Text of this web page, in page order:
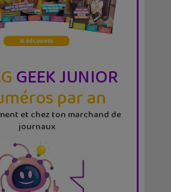
GEEK JUNIOR
par an
et chez ton marchand de
journaux